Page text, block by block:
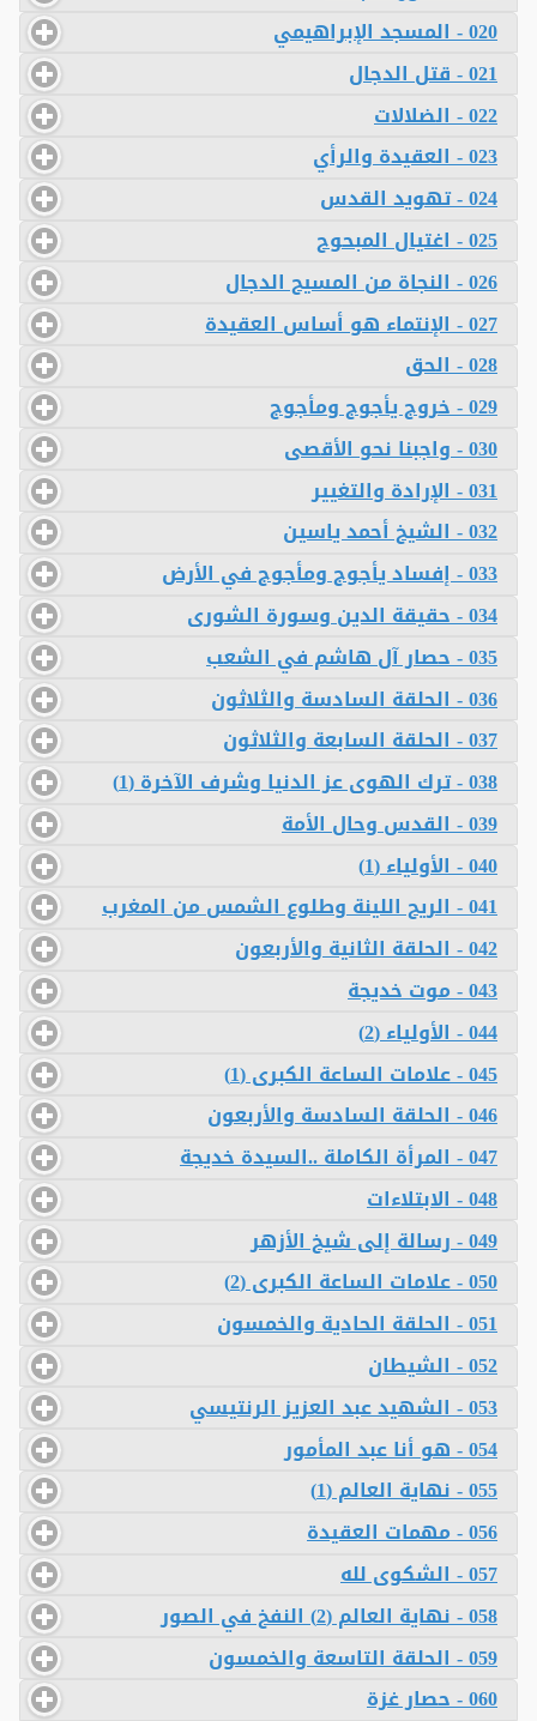
020 - المسجد الإبراهيمي
021 - قتل الدجال
022 - الضلالات
023 - العقيدة والرأي
024 - تهويد القدس
025 - اغتيال المبحوح
026 - النجاة من المسيح الدجال
027 - الإنتماء هو أساس العقيدة
028 - الحق
029 - خروج يأجوج ومأجوج
030 - واجبنا نحو الأقصى
031 - الإرادة والتغيير
032 - الشيخ أحمد ياسين
033 - إفساد يأجوج ومأجوج في الأرض
034 - حقيقة الدين وسورة الشورى
035 - حصار آل هاشم في الشعب
036 - الحلقة السادسة والثلاثون
037 - الحلقة السابعة والثلاثون
038 - ترك الهوى عز الدنيا وشرف الآخرة (1)
039 - القدس وحال الأمة
040 - الأولياء (1)
041 - الريح اللينة وطلوع الشمس من المغرب
042 - الحلقة الثانية والأربعون
043 - موت خديجة
044 - الأولياء (2)
045 - علامات الساعة الكبرى (1)
046 - الحلقة السادسة والأربعون
047 - المرأة الكاملة ..السيدة خديجة
048 - الابتلاءات
049 - رسالة إلى شيخ الأزهر
050 - علامات الساعة الكبرى (2)
051 - الحلقة الحادية والخمسون
052 - الشيطان
053 - الشهيد عبد العزيز الرنتيسي
054 - هو أنا عبد المأمور
055 - نهاية العالم (1)
056 - مهمات العقيدة
057 - الشكوى لله
058 - نهاية العالم (2) النفخ في الصور
059 - الحلقة التاسعة والخمسون
060 - حصار غزة